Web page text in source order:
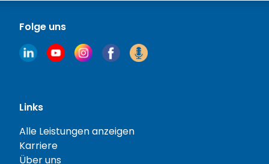
Folge uns
Links
Alle Leistungen anzeigen
Karriere
Über uns